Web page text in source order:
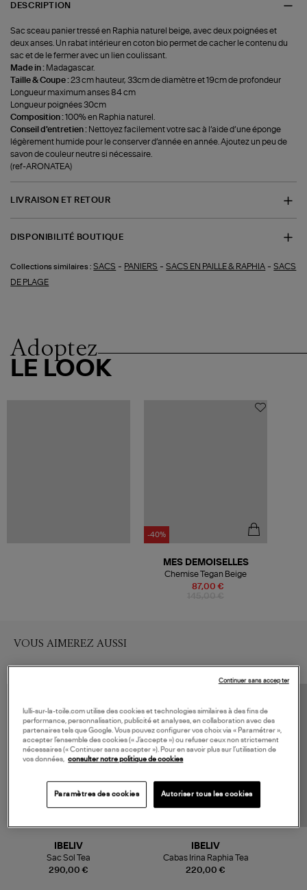
DESCRIPTION
Sac sceau panier tressé en Raphia naturel beige, avec deux poignées et
deux anses. Un rabat intérieur en coton bio permet de cacher le contenu du
sac et de le fermer avec un lien coulissant.
Made in : Madagascar.
Taille & Coupe :23 cm hauteur, 33cm de diamètre et 19cm de profondeur
Longueur maximum anses 84 cm
Longueur poignées 30cm
Composition :100% en Raphia naturel.
Conseil d'entretien : Nettoyez facilement votre sac à l’aide d’une éponge
légèrement humide pour le conserver d’année en année. Ajoutez un peu de
savon de couleur neutre si nécessaire.
(ref-ARONATEA)
LIVRAISON ET RETOUR
DISPONIBILITÉ BOUTIQUE
Collections similaires : SACS - PANIERS -SACS EN PAILLE & RAPHIA -SACS
DE PLAGE
Adoptez
LE LOOK
-40%
87,00 €
MES DEMOISELLES
Chemise Tegan Beige
VOUS AIMEREZ AUSSI
290,00 €
IBELIV
Sac Sol Tea
220,00 €
IBELIV
Cabas Irina Raphia Tea
lulli-sur-la-toile.com utilise des cookies et technologies similaires à des fins de
performance, personnalisation, publicité et analyses, en collaboration avec des
partenaires tels que Google. Vous pouvez configurer vos choix via « Paramétrer »,
accepter l’ensemble des cookies (« J’accepte ») ou refuser ceux non strictement
nécessaires (« Continuer sans accepter »). Pour en savoir plus sur l’utilisation de
vos données, consulter notre politique de cookies
Paramètres des cookies Autoriser tous les cookies
Continuer sans accepter